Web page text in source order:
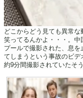
どこからどう見ても異常
笑ってるんかよ・・・。
プールで撮影された、息
てしまうという事故のビ
約9分間撮影されていたそう